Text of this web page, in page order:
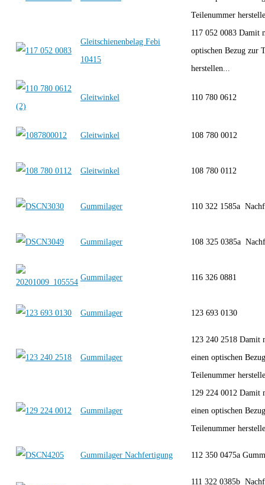
Teilenummer
Gleitschienenbelag Febi
10415
117 052 0083 Damit
optischen Bezug zur
herstellen...
Gleitwinkel 110 780 0612
Gleitwinkel 108 780 0012
Gleitwinkel 108 780 0112
Gummilager 110 322 1585a
Gummilager 108 325 0385a
Gummilager 116 326 0881
Gummilager 123 693 0130
Gummilager
123 240 2518 Damit
einen optischen
Teilenummer
Gummilager
129 224 0012 Damit
einen optischen
Teilenummer
Gummilager Nachfertigung 112 350 0475a
111 322 0385b